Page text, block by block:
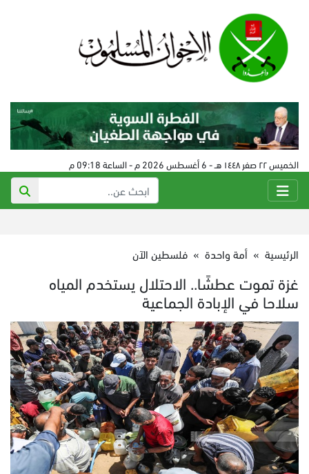
الخميس ٢٢ صفر ١٤٤٨ هـ - 6 أغسطس 2026 م - الساعة 09:18 م
الرئيسية » أمة واحدة » فلسطين الآن
غزة تموت عطشًا.. الاحتلال يستخدم المياه
سلاحا في الإبادة الجماعية